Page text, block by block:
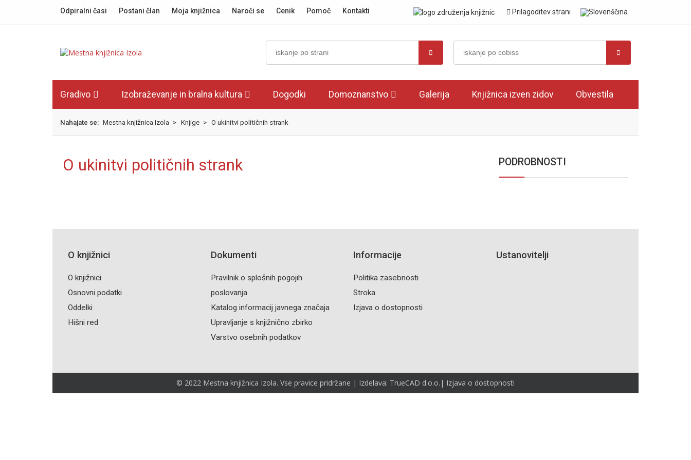
glavno
dostopnosti
Odpiralni časi Postani član Moja knjižnica Naroči se Cenik Pomoč Kontakti Prilagoditev strani
Gradivo Izobraževanje in bralna kultura Dogodki Domoznanstvo Galerija Knjižnica izven zidov Obvestila
Nahajate se: Mestna knjižnica Izola > Knjige > O ukinitvi političnih strank
O ukinitvi političnih strank PODROBNOSTI
O knjižnici
O knjižnici
Osnovni podatki
Oddelki
Hišni red
Dokumenti
Pravilnik o splošnih pogojih
poslovanja
Katalog informacij javnega značaja
Upravljanje s knjižnično zbirko
Varstvo osebnih podatkov
Informacije
Politika zasebnosti
Stroka
Izjava o dostopnosti
Ustanovitelji
© 2022 Mestna knjižnica Izola. Vse pravice pridržane | Izdelava: TrueCAD d.o.o.| Izjava o dostopnosti